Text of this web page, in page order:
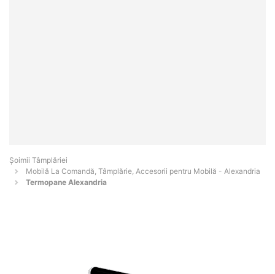
Șoimii Tâmplăriei
Mobilă La Comandă, Tâmplărie, Accesorii pentru Mobilă - Alexandria
Termopane Alexandria